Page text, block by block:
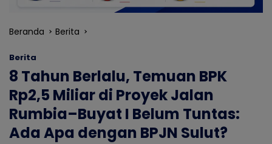
Beranda Berita
Berita
8 Tahun Berlalu, Temuan BPK
Rp2,5 Miliar di Proyek Jalan
Rumbia–Buyat I Belum Tuntas:
Ada Apa dengan BPJN Sulut?